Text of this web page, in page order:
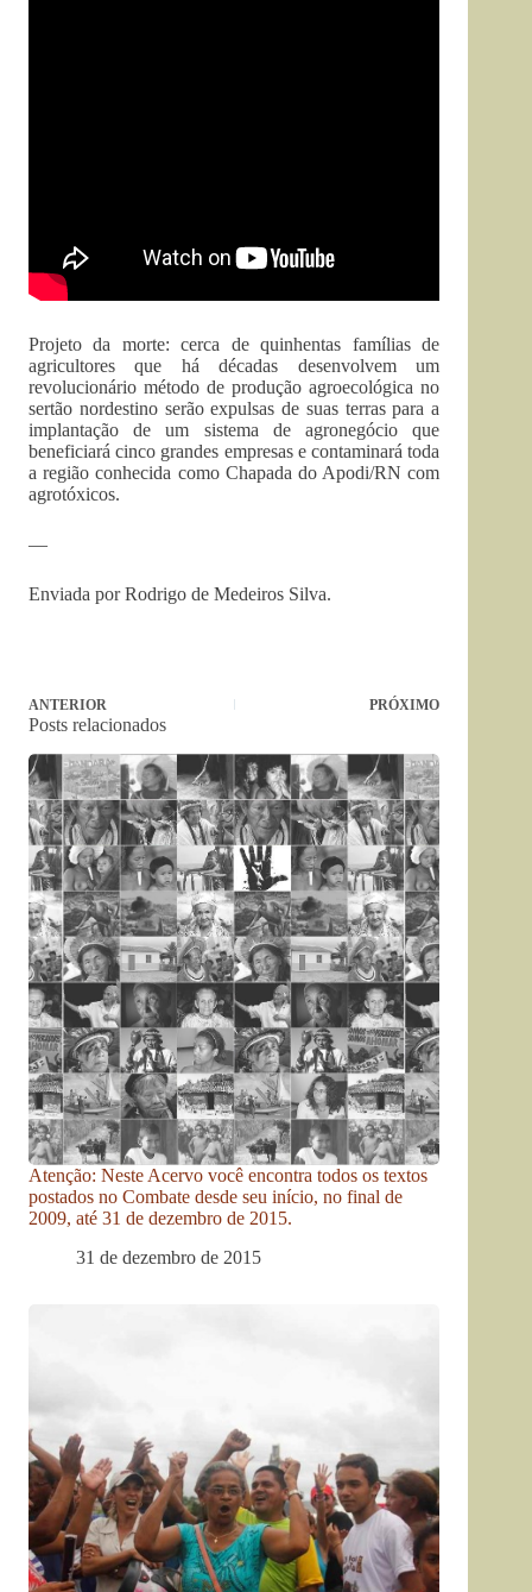
Projeto da morte: cerca de quinhentas famílias de
agricultores que há décadas desenvolvem um
revolucionário método de produção agroecológica no
sertão nordestino serão expulsas de suas terras para a
implantação de um sistema de agronegócio que
beneficiará cinco grandes empresas e contaminará toda
a região conhecida como Chapada do Apodi/RN com
agrotóxicos.
—
Enviada por Rodrigo de Medeiros Silva.
ANTERIOR PRÓXIMO
Posts relacionados
Atenção: Neste Acervo você encontra todos os textos
postados no Combate desde seu início, no final de
2009, até 31 de dezembro de 2015.
31 de dezembro de 2015